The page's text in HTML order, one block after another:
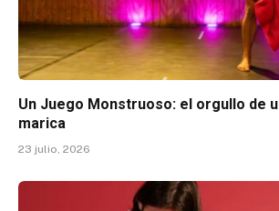
Un Juego Monstruoso: el orgullo de
marica
23 julio, 2026